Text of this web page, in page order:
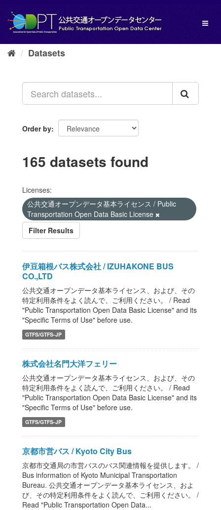
content
Datasets
Order by
165 datasets found
Licenses:
公共交通オープンデータ基本ライセンス / Public
Transportation Open Data Basic License
Filter Results
伊豆箱根バス株式会社 / IZUHAKONE BUS
CO.,LTD
公共交通オープンデータ基本ライセンス、および、その
特定利用条件をよく読んで、ご利用ください。 / Read
"Public Transportation Open Data Basic License" and its
"Specific Terms of Use" before use.
GTFS/GTFS-JP
株式会社名門大洋フェリー
公共交通オープンデータ基本ライセンス、および、その
特定利用条件をよく読んで、ご利用ください。 / Read
"Public Transportation Open Data Basic License" and its
"Specific Terms of Use" before use.
GTFS/GTFS-JP
京都市営バス / Kyoto City Bus
京都市交通局の市営バスのバス関連情報を提供します。 /
Bus information of Kyoto Municipal Transportation
Bureau. 公共交通オープンデータ基本ライセンス、およ
び、その特定利用条件をよく読んで、ご利用ください。 /
Read "Public Transportation Open Data...